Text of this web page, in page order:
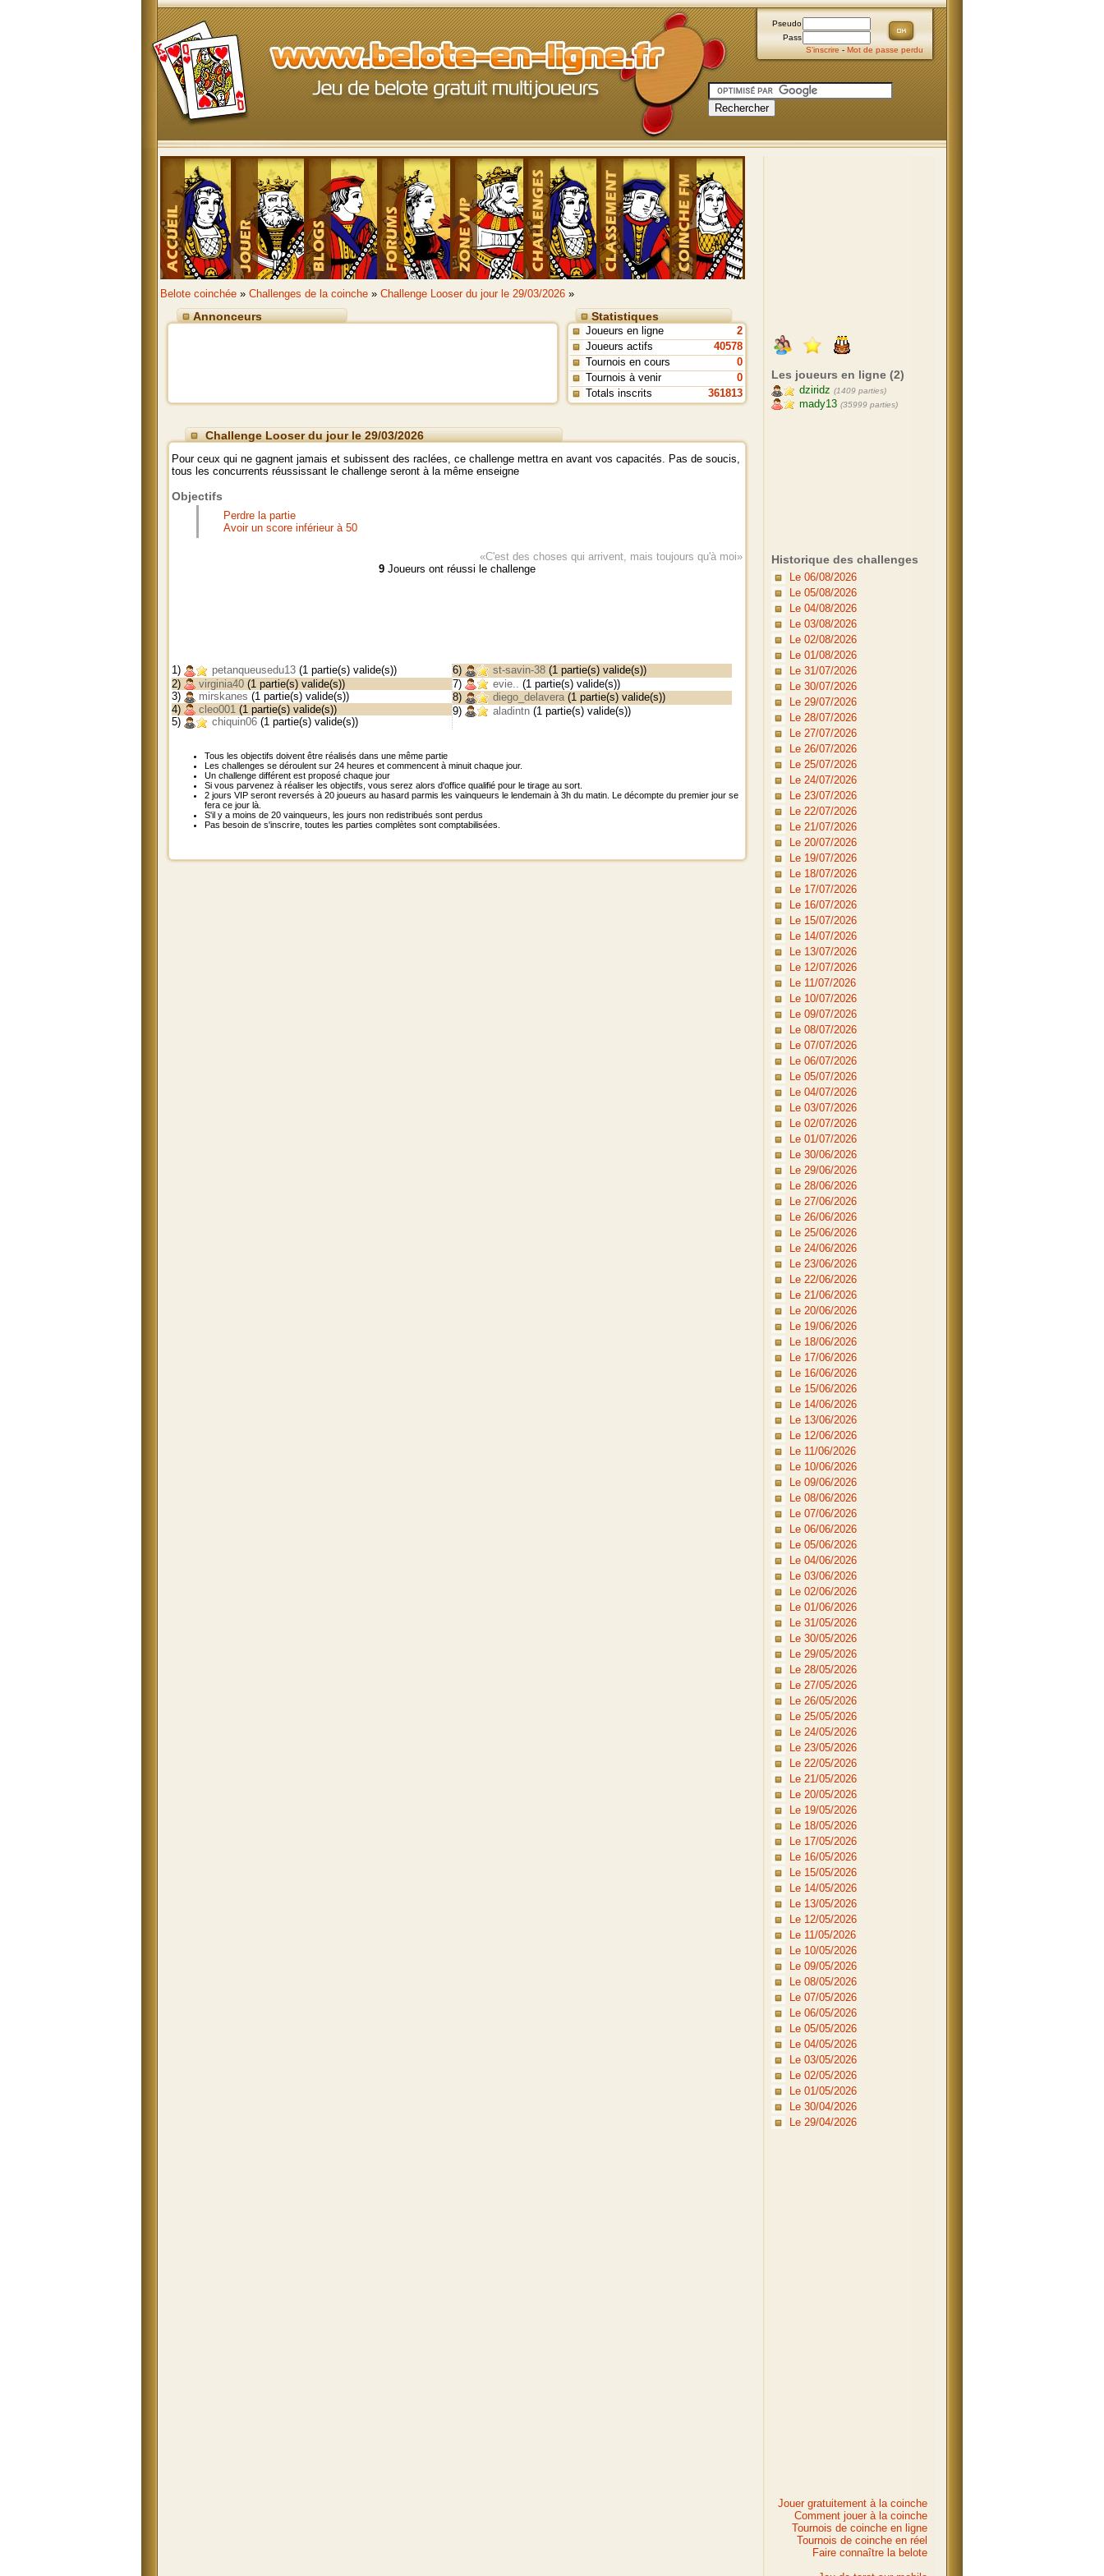
Pseudo
Pass
S'inscrire - Mot de passe perdu
Belote coinchée » Challenges de la coinche » Challenge Looser du jour le 29/03/2026 »
Annonceurs Statistiques
2
Joueurs en ligne
40578
Joueurs actifs
0
Tournois en cours
0
Tournois à venir
361813
Totals inscrits
Challenge Looser du jour le 29/03/2026
Pour ceux qui ne gagnent jamais et subissent des raclées, ce challenge mettra en avant vos capacités. Pas de soucis,
tous les concurrents réussissant le challenge seront à la même enseigne
Objectifs
Perdre la partie
Avoir un score inférieur à 50
«C'est des choses qui arrivent, mais toujours qu'à moi»
9 Joueurs ont réussi le challenge
1) petanqueusedu13 (1 partie(s) valide(s))
2)
virginia40 (1 partie(s) valide(s))
3)
mirskanes (1 partie(s) valide(s))
4)
cleo001 (1 partie(s) valide(s))
5)
chiquin06 (1 partie(s) valide(s))
6) st-savin-38(1 partie(s) valide(s))
7)
evie..
(1 partie(s) valide(s))
8)
diego_delavera(1 partie(s) valide(s))
9)
aladintn(1 partie(s) valide(s))
Tous les objectifs doivent être réalisés dans une même partie
Les challenges se déroulent sur 24 heures et commencent à minuit chaque jour.
Un challenge différent est proposé chaque jour
Si vous parvenez à réaliser les objectifs, vous serez alors d'office qualifié pour le tirage au sort.
2 jours VIP seront reversés à 20 joueurs au hasard parmis les vainqueurs le lendemain à 3h du matin. Le décompte du premier jour se
fera ce jour là.
S'il y a moins de 20 vainqueurs, les jours non redistribués sont perdus
Pas besoin de s'inscrire, toutes les parties complètes sont comptabilisées.
Les joueurs en ligne (2)
dziridz (1409 parties)
mady13 (35999 parties)
Historique des challenges
Le 06/08/2026
Le 05/08/2026
Le 04/08/2026
Le 03/08/2026
Le 02/08/2026
Le 01/08/2026
Le 31/07/2026
Le 30/07/2026
Le 29/07/2026
Le 28/07/2026
Le 27/07/2026
Le 26/07/2026
Le 25/07/2026
Le 24/07/2026
Le 23/07/2026
Le 22/07/2026
Le 21/07/2026
Le 20/07/2026
Le 19/07/2026
Le 18/07/2026
Le 17/07/2026
Le 16/07/2026
Le 15/07/2026
Le 14/07/2026
Le 13/07/2026
Le 12/07/2026
Le 11/07/2026
Le 10/07/2026
Le 09/07/2026
Le 08/07/2026
Le 07/07/2026
Le 06/07/2026
Le 05/07/2026
Le 04/07/2026
Le 03/07/2026
Le 02/07/2026
Le 01/07/2026
Le 30/06/2026
Le 29/06/2026
Le 28/06/2026
Le 27/06/2026
Le 26/06/2026
Le 25/06/2026
Le 24/06/2026
Le 23/06/2026
Le 22/06/2026
Le 21/06/2026
Le 20/06/2026
Le 19/06/2026
Le 18/06/2026
Le 17/06/2026
Le 16/06/2026
Le 15/06/2026
Le 14/06/2026
Le 13/06/2026
Le 12/06/2026
Le 11/06/2026
Le 10/06/2026
Le 09/06/2026
Le 08/06/2026
Le 07/06/2026
Le 06/06/2026
Le 05/06/2026
Le 04/06/2026
Le 03/06/2026
Le 02/06/2026
Le 01/06/2026
Le 31/05/2026
Le 30/05/2026
Le 29/05/2026
Le 28/05/2026
Le 27/05/2026
Le 26/05/2026
Le 25/05/2026
Le 24/05/2026
Le 23/05/2026
Le 22/05/2026
Le 21/05/2026
Le 20/05/2026
Le 19/05/2026
Le 18/05/2026
Le 17/05/2026
Le 16/05/2026
Le 15/05/2026
Le 14/05/2026
Le 13/05/2026
Le 12/05/2026
Le 11/05/2026
Le 10/05/2026
Le 09/05/2026
Le 08/05/2026
Le 07/05/2026
Le 06/05/2026
Le 05/05/2026
Le 04/05/2026
Le 03/05/2026
Le 02/05/2026
Le 01/05/2026
Le 30/04/2026
Le 29/04/2026
Jouer gratuitement à la coinche
Comment jouer à la coinche
Tournois de coinche en ligne
Tournois de coinche en réel
Faire connaître la belote